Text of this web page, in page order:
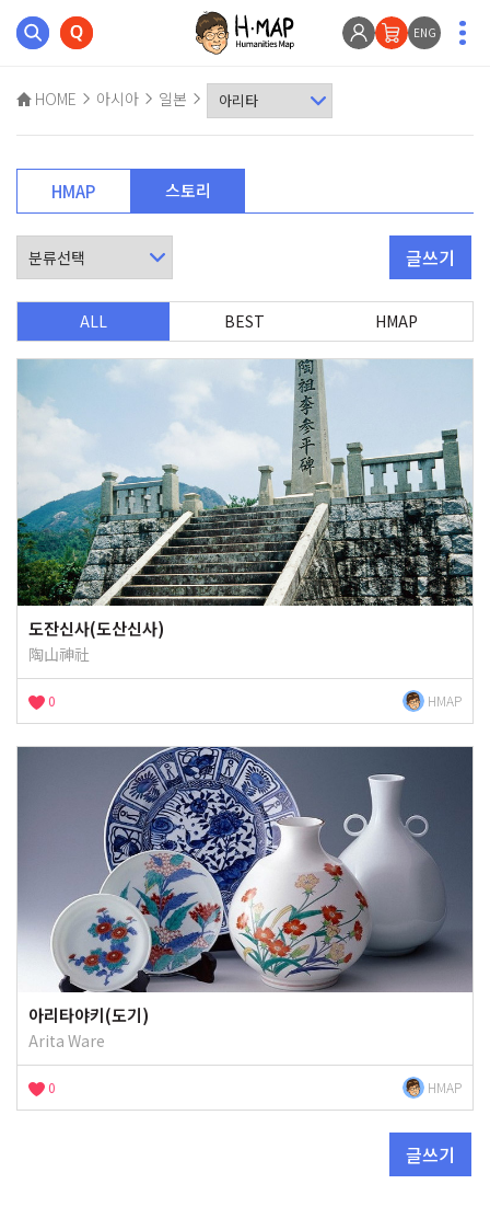
ENG
HOME 아시아 일본
HMAP 스토리
글쓰기
ALL BEST HMAP
도잔신사(도산신사)
陶山神社
0 HMAP
아리타야키(도기)
Arita Ware
0 HMAP
글쓰기